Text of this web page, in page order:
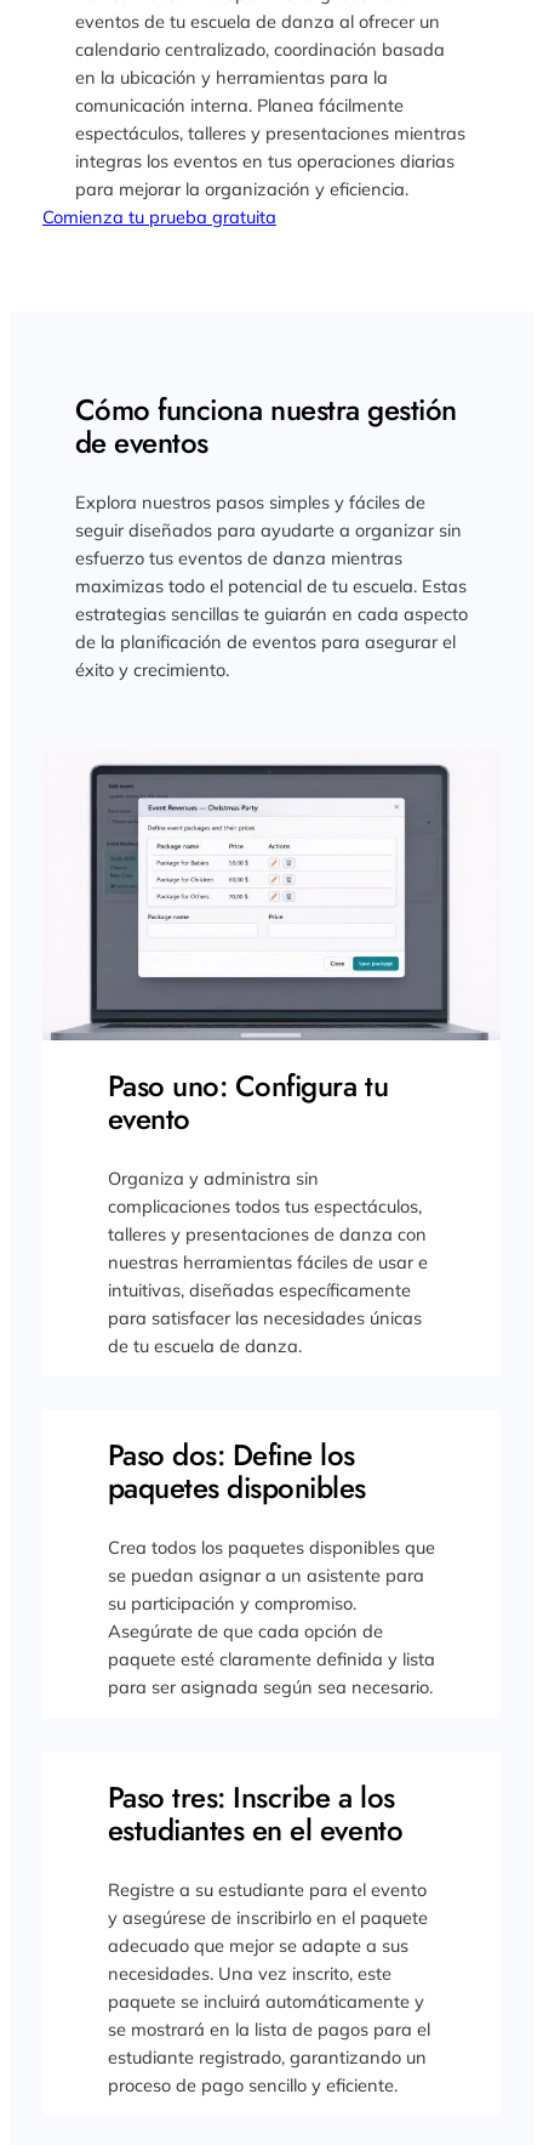
eventos de tu escuela de danza al ofrecer un
calendario centralizado, coordinación basada
en la ubicación y herramientas para la
comunicación interna. Planea fácilmente
espectáculos, talleres y presentaciones mientras
integras los eventos en tus operaciones diarias
para mejorar la organización y eficiencia.
Comienza tu prueba gratuita
Cómo funciona nuestra gestión
de eventos
Explora nuestros pasos simples y fáciles de
seguir diseñados para ayudarte a organizar sin
esfuerzo tus eventos de danza mientras
maximizas todo el potencial de tu escuela. Estas
estrategias sencillas te guiarán en cada aspecto
de la planificación de eventos para asegurar el
éxito y crecimiento.
Paso uno: Configura tu
evento
Organiza y administra sin
complicaciones todos tus espectáculos,
talleres y presentaciones de danza con
nuestras herramientas fáciles de usar e
intuitivas, diseñadas específicamente
para satisfacer las necesidades únicas
de tu escuela de danza.
Paso dos: Define los
paquetes disponibles
Crea todos los paquetes disponibles que
se puedan asignar a un asistente para
su participación y compromiso.
Asegúrate de que cada opción de
paquete esté claramente definida y lista
para ser asignada según sea necesario.
Paso tres: Inscribe a los
estudiantes en el evento
Registre a su estudiante para el evento
y asegúrese de inscribirlo en el paquete
adecuado que mejor se adapte a sus
necesidades. Una vez inscrito, este
paquete se incluirá automáticamente y
se mostrará en la lista de pagos para el
estudiante registrado, garantizando un
proceso de pago sencillo y eficiente.